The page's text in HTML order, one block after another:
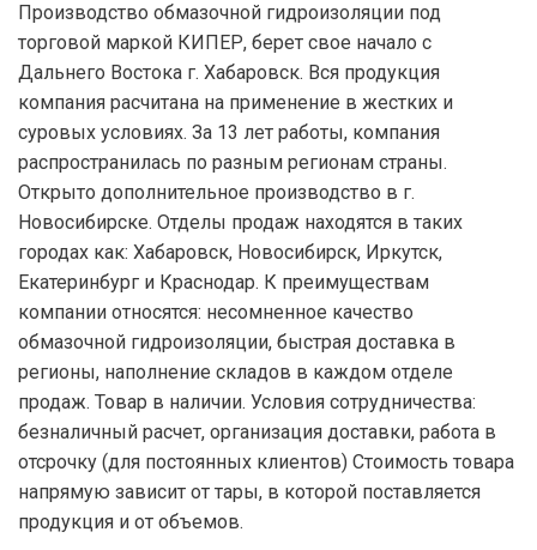
Производство обмазочной гидроизоляции под
торговой маркой КИПЕР, берет свое начало с
Дальнего Востока г. Хабаровск. Вся продукция
компания расчитана на применение в жестких и
суровых условиях. За 13 лет работы, компания
распространилась по разным регионам страны.
Открыто дополнительное производство в г.
Новосибирске. Отделы продаж находятся в таких
городах как: Хабаровск, Новосибирск, Иркутск,
Екатеринбург и Краснодар. К преимуществам
компании относятся: несомненное качество
обмазочной гидроизоляции, быстрая доставка в
регионы, наполнение складов в каждом отделе
продаж. Товар в наличии. Условия сотрудничества:
безналичный расчет, организация доставки, работа в
отсрочку (для постоянных клиентов) Стоимость товара
напрямую зависит от тары, в которой поставляется
продукция и от объемов.